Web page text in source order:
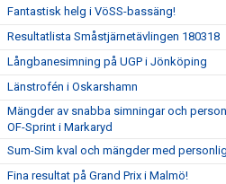
Fantastisk helg i VöSS-bassäng!
Resultatlista Småstjärnetävlingen 180318
Långbanesimning på UGP i Jönköping
Länstrofén i Oskarshamn
Mängder av snabba simningar och
OF-Sprint i Markaryd
Sum-Sim kval och mängder med
Fina resultat på Grand Prix i Malmö!